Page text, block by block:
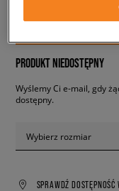
PRODUKT NIEDOSTĘPNY
Wyślemy Ci e-mail, gdy
dostępny.
Wybierz rozmiar
SPRAWDŹ DOSTĘPNOŚĆ